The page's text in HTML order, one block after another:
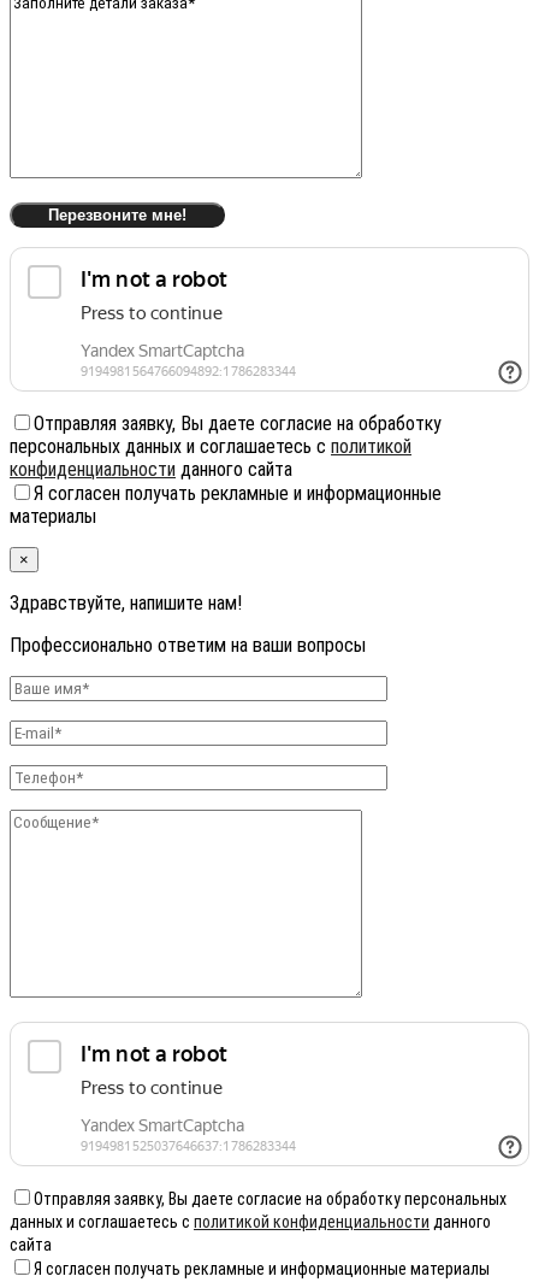
Отправляя заявку, Вы даете согласие на обработку
персональных данных и соглашаетесь с политикой
конфиденциальности данного сайта
Я согласен получать рекламные и информационные
материалы
×
Здравствуйте, напишите нам!
Профессионально ответим на ваши вопросы
Отправляя заявку, Вы даете согласие на обработку персональных
данных и соглашаетесь с политикой конфиденциальности данного
сайта
Я согласен получать рекламные и информационные материалы